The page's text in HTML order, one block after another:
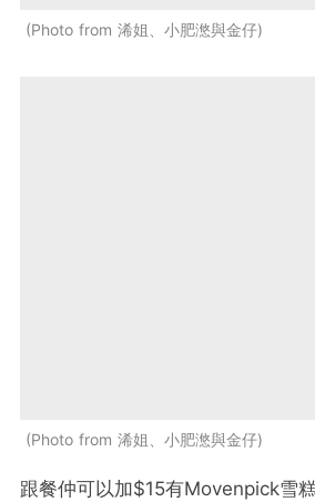
Photo from 浠姐、小肥滺與金仔
Photo from 浠姐、小肥滺與金仔
跟餐仲可以加$15有Movenpick雪